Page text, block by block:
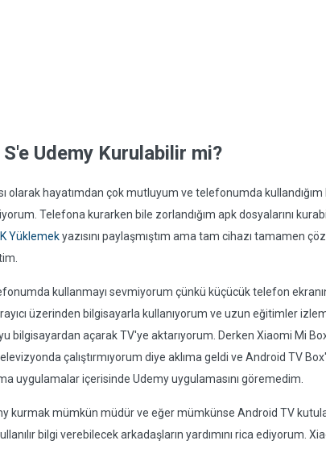
Udemy Kurulabilir mi?
olarak hayatımdan çok mutluyum ve telefonumda
Telefona kurarken bile zorlandığım apk dosyalarını
Yüklemekyazısını paylaşmıştım ama tam cihazı tamamen
kullanmayı sevmiyorum çünkü küçücük telefon
üzerinden bilgisayarla kullanıyorum ve uzun eğitimler
bilgisayardan açarak TV'ye aktarıyorum. Derken Xiaomi Mi
çalıştırmıyorum diye aklıma geldi ve Android TV
uygulamalar içerisinde Udemy uygulamasını göremedim.
kurmak mümkün müdür ve eğer mümkünse Android TV
bilgi verebilecek arkadaşların yardımını rica ediyorum.